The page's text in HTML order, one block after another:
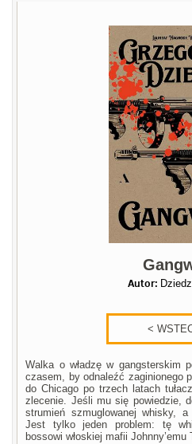
Autor:
Walka o władzę w gangsterskim
czasem, by odnaleźć zaginionego
do Chicago po trzech latach
zlecenie. Jeśli mu się powiedzie,
strumień szmuglowanej whisky,
Jest tylko jeden problem: tę
bossowi włoskiej mafii Johnny’emu